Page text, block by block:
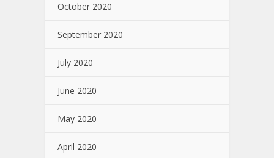
October 2020
September 2020
July 2020
June 2020
May 2020
April 2020